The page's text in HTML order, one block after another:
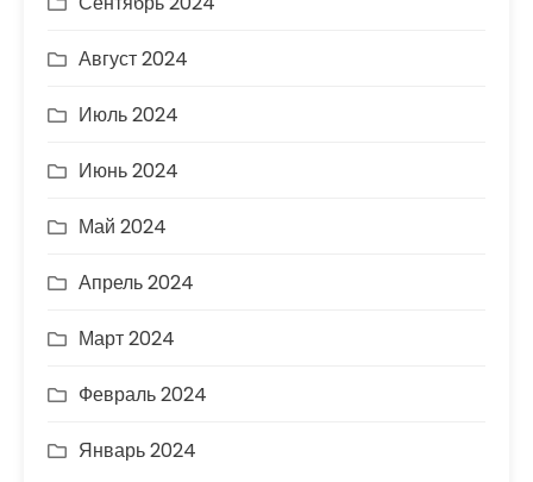
Август 2024
Июль 2024
Июнь 2024
Май 2024
Апрель 2024
Март 2024
Февраль 2024
Январь 2024